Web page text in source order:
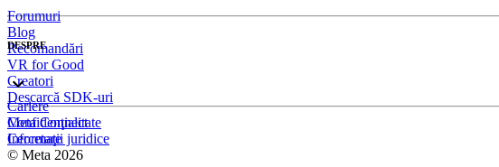
Forumuri
Blog
Recomandări
VR for Good
Creatori
Descarcă SDK-uri
DESPRE
Cariere
Meta Connect
Cercetare
Confidenţialitate
Informaţii juridice
© Meta 2026